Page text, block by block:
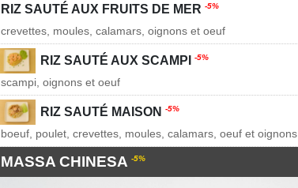
RIZ SAUTÉ AUX FRUITS DE MER -5%
crevettes, moules, calamars, oignons et oeuf
RIZ SAUTÉ AUX SCAMPI -5%
scampi, oignons et oeuf
RIZ SAUTÉ MAISON -5%
boeuf, poulet, crevettes, moules, calamars, oeuf et oignons
MASSA CHINESA -5%